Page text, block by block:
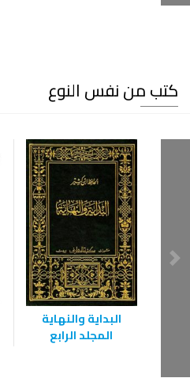
كتب من نفس النوع
البداية والنهاية
المجلد الرابع